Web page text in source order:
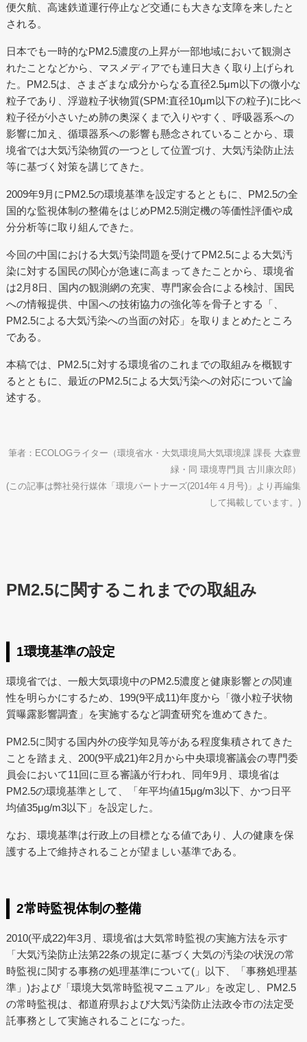
便欠航、高速鉄道運行停止など交通にも大きな支障を来したと
される。
日本でも一時的なPM2.5濃度の上昇が一部地域において観測さ
れたことなどから、マスメディアでも連日大きく取り上げられ
た。PM2.5は、さまざまな成分からなる直径2.5μm以下の微小な
粒子であり、浮遊粒子状物質(SPM:直径10μm以下の粒子)に比べ
粒子径が小さいため肺の奥深くまで入りやすく、呼吸器系への
影響に加え、循環器系への影響も懸念されていることから、環
境省では大気汚染物質の一つとして位置づけ、大気汚染防止法
等に基づく対策を講じてきた。
2009年9月にPM2.5の環境基準を設定するとともに、PM2.5の全
国的な監視体制の整備をはじめPM2.5測定機の等価性評価や成
分分析等に取り組んできた。
今回の中国における大気汚染問題を受けてPM2.5による大気汚
染に対する国民の関心が急速に高まってきたことから、環境省
は2月8日、国内の観測網の充実、専門家会合による検討、国民
への情報提供、中国への技術協力の強化等を骨子とする「、
PM2.5による大気汚染への当面の対応」を取りまとめたところ
である。
本稿では、PM2.5に対する環境省のこれまでの取組みを概観す
るとともに、最近のPM2.5による大気汚染への対応について論
述する。
筆者：ECOLOGライター（環境省水・大気環境局大気環境課 課長 大森豊
緑・同 環境専門員 古川康次郎）
(この記事は弊社発行媒体「環境パートナーズ(2014年４月号)」より再編集
して掲載しています。)
PM2.5に関するこれまでの取組み
1環境基準の設定
環境省では、一般大気環境中のPM2.5濃度と健康影響との関連
性を明らかにするため、199(9平成11)年度から「微小粒子状物
質曝露影響調査」を実施するなど調査研究を進めてきた。
PM2.5に関する国内外の疫学知見等がある程度集積されてきた
ことを踏まえ、200(9平成21)年2月から中央環境審議会の専門委
員会において11回に亘る審議が行われ、同年9月、環境省は
PM2.5の環境基準として、「年平均値15μg/m3以下、かつ日平
均値35μg/m3以下」を設定した。
なお、環境基準は行政上の目標となる値であり、人の健康を保
護する上で維持されることが望ましい基準である。
2常時監視体制の整備
2010(平成22)年3月、環境省は大気常時監視の実施方法を示す
「大気汚染防止法第22条の規定に基づく大気の汚染の状況の常
時監視に関する事務の処理基準について(」以下、「事務処理基
準」)および「環境大気常時監視マニュアル」を改定し、PM2.5
の常時監視は、都道府県および大気汚染防止法政令市の法定受
託事務として実施されることになった。